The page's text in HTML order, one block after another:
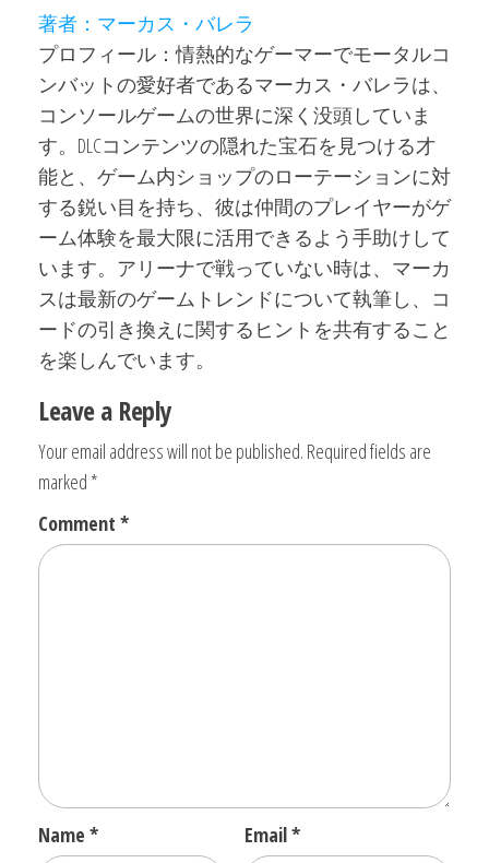
著者：マーカス・バレラ
プロフィール：情熱的なゲーマーでモータルコ
ンバットの愛好者であるマーカス・バレラは、
コンソールゲームの世界に深く没頭していま
す。DLCコンテンツの隠れた宝石を見つける才
能と、ゲーム内ショップのローテーションに対
する鋭い目を持ち、彼は仲間のプレイヤーがゲ
ーム体験を最大限に活用できるよう手助けして
います。アリーナで戦っていない時は、マーカ
スは最新のゲームトレンドについて執筆し、コ
ードの引き換えに関するヒントを共有すること
を楽しんでいます。
Leave a Reply
Your email address will not be published. Required fields are
marked *
Comment *
Name * Email*